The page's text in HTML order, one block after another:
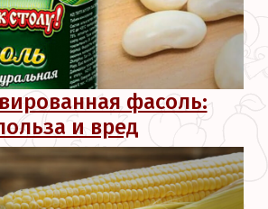
фасоль:
и вред